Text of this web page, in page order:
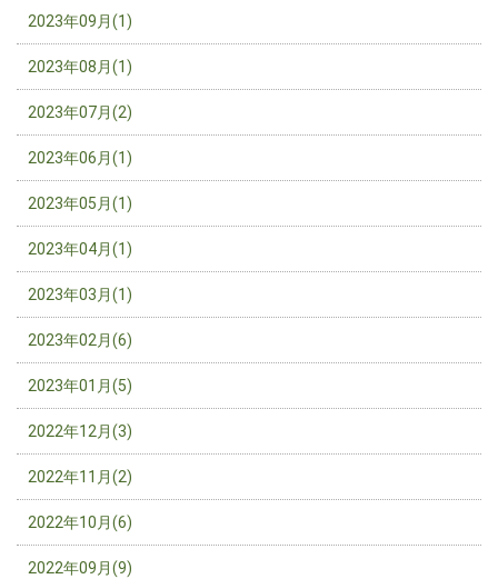
2023年09月(1)
2023年08月(1)
2023年07月(2)
2023年06月(1)
2023年05月(1)
2023年04月(1)
2023年03月(1)
2023年02月(6)
2023年01月(5)
2022年12月(3)
2022年11月(2)
2022年10月(6)
2022年09月(9)